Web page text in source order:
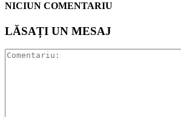
NICIUN COMENTARIU
LĂSAȚI UN MESAJ